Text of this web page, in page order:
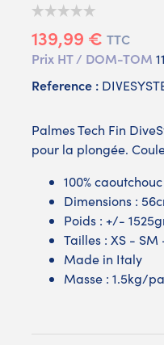
139,99 € TTC
Prix HT / DOM-TOM
Reference :
Palmes Tech Fin
pour la plongée.
100% caoutchouc
Dimensions :
Poids : +/-
Tailles : XS - SM
Made in Italy
Masse : 1.5kg/